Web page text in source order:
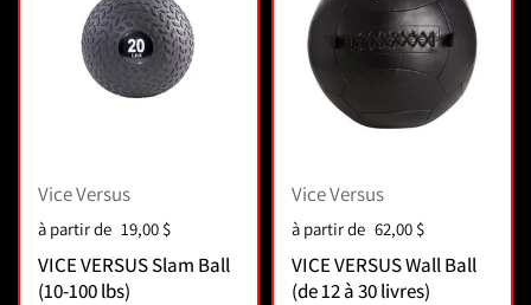
Vice Versus
Prix :
à partir de 19,00 $
VICE VERSUS Slam Ball
(10-100 lbs)
Vice Versus
Prix :
à partir de 62,00 $
VICE VERSUS Wall Ball
(de 12 à 30 livres)